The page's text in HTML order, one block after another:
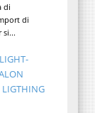
di
di
si...
LIGTHING